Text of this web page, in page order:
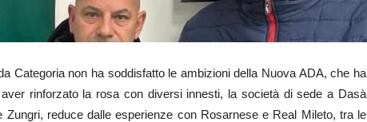
Categoria non ha soddisfatto le ambizioni della Nuova ADA, che ha
rinforzato la rosa con diversi innesti, la società di sede a Dasà
Zungri, reduce dalle esperienze con Rosarnese e Real Mileto, tra le